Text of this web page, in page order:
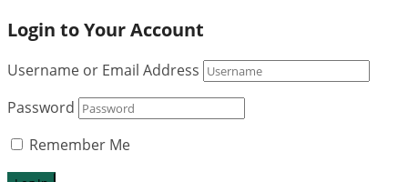
Login to Your Account
Username or Email Address
Password
Remember Me